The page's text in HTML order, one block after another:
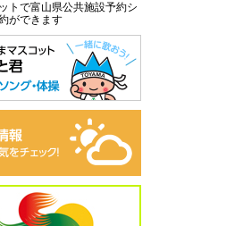
トで富山県公共施設予約シ
ができます